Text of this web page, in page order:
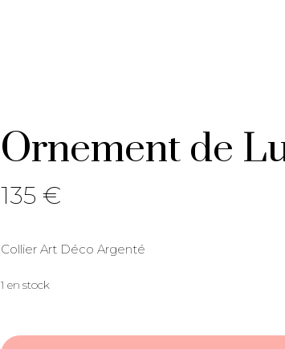
Ornement de
135 €
Collier Art Déco Argenté
1 en stock